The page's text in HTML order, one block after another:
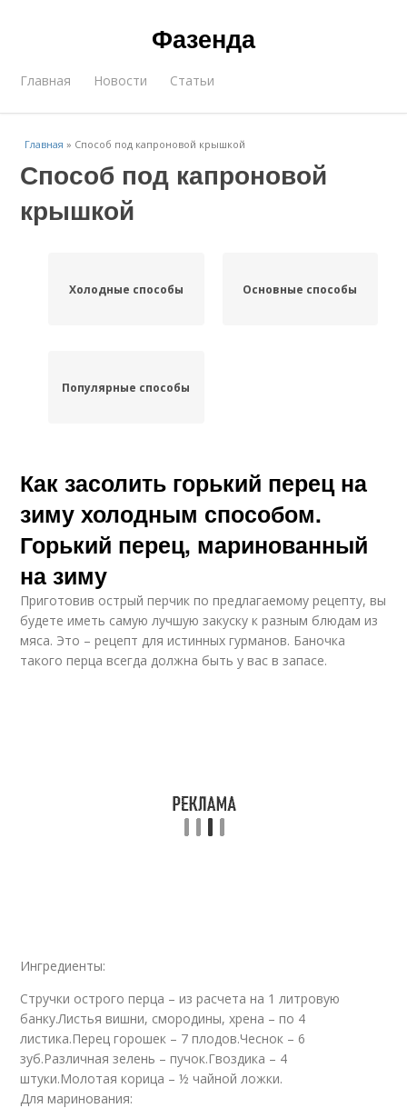
Фазенда
Главная Новости Статьи
Главная » Способ под капроновой крышкой
Способ под капроновой
крышкой
Холодные способы Основные способы
Популярные способы
Как засолить горький перец на
зиму холодным способом.
Горький перец, маринованный
на зиму
Приготовив острый перчик по предлагаемому рецепту, вы
будете иметь самую лучшую закуску к разным блюдам из
мяса. Это – рецепт для истинных гурманов. Баночка
такого перца всегда должна быть у вас в запасе.
Ингредиенты:
Стручки острого перца – из расчета на 1 литровую
банку.Листья вишни, смородины, хрена – по 4
листика.Перец горошек – 7 плодов.Чеснок – 6
зуб.Различная зелень – пучок.Гвоздика – 4
штуки.Молотая корица – ½ чайной ложки.
Для маринования: